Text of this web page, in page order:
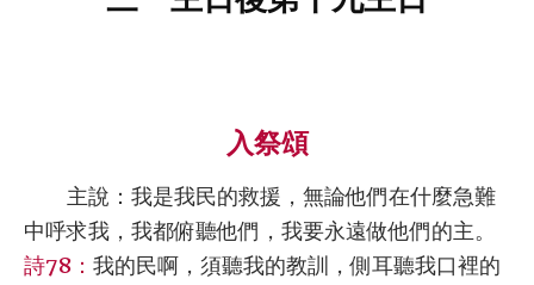
入祭頌
主說：我是我民的救援，無論他們在什麼急難
中呼求我，我都俯聽他們，我要永遠做他們的主。
詩78： 我的民啊，須聽我的教訓，側耳聽我口裡的